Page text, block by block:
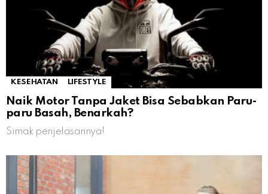
KESEHATAN LIFESTYLE
Naik Motor Tanpa Jaket Bisa Sebabkan Paru-
paru Basah, Benarkah?
Simak penjelasannya!